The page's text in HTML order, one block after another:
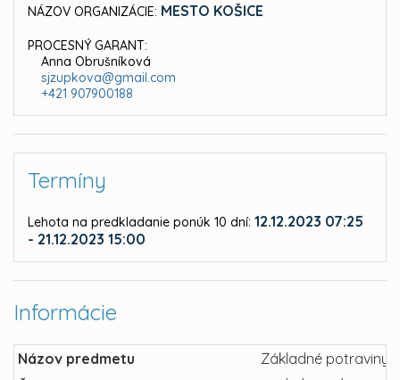
NÁZOV ORGANIZÁCIE: MESTO KOŠICE
PROCESNÝ GARANT:
Anna Obrušníková
sjzupkova@gmail.com
+421 907900188
Termíny
Lehota na predkladanie ponúk 10 dní: 12.12.2023 07:25
- 21.12.2023 15:00
Informácie
Názov predmetu
Základné potraviny,